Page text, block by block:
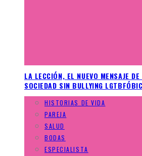
LA LECCIÓN, EL NUEVO MENSAJE
SOCIEDAD SIN BULLYING
HISTORIAS DE VIDA
PAREJA
SALUD
BODAS
ESPECIALISTA